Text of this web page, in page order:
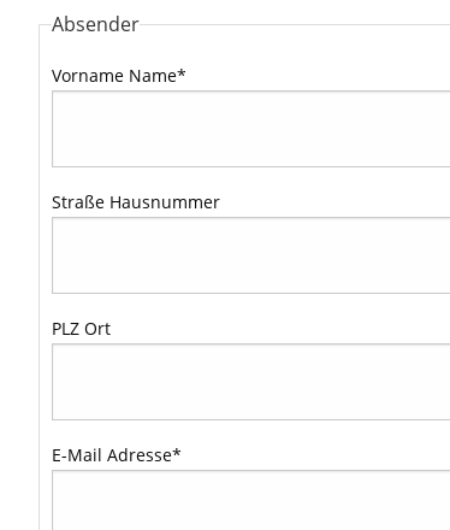
Absender
Vorname Name*
Straße Hausnummer
PLZ Ort
E-Mail Adresse*